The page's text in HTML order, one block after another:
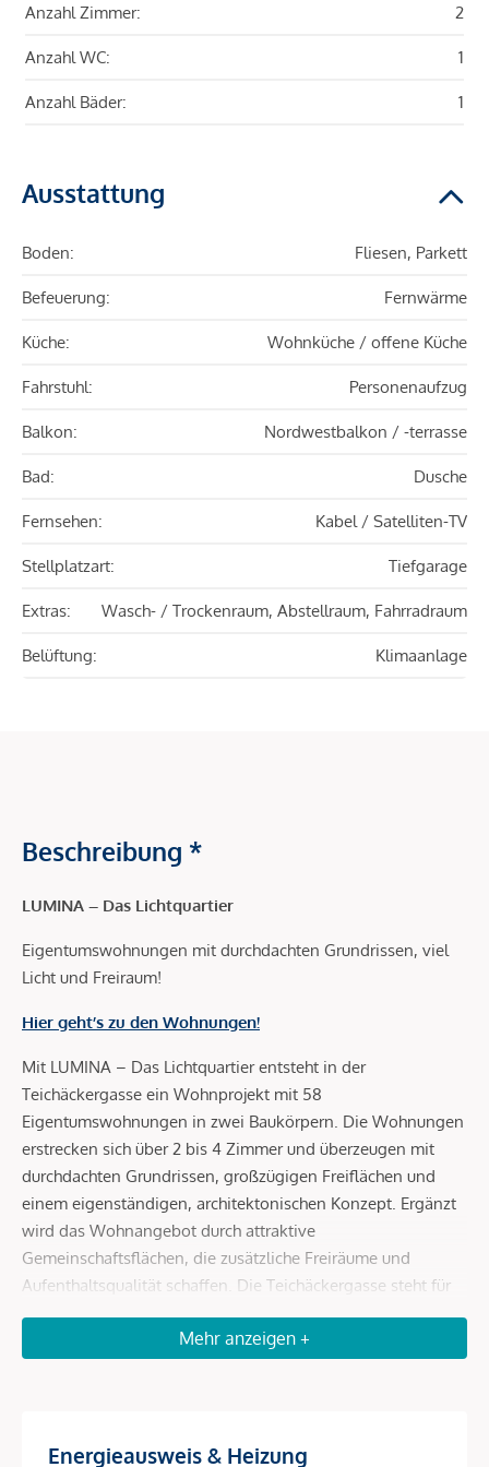
Anzahl Zimmer: 2
Anzahl WC: 1
Anzahl Bäder: 1
Ausstattung
Boden: Fliesen, Parkett
Befeuerung: Fernwärme
Küche: Wohnküche / offene Küche
Fahrstuhl: Personenaufzug
Balkon: Nordwestbalkon / -terrasse
Bad: Dusche
Fernsehen: Kabel / Satelliten-TV
Stellplatzart: Tiefgarage
Extras: Wasch- / Trockenraum, Abstellraum, Fahrradraum
Belüftung: Klimaanlage
Beschreibung *
LUMINA – Das Lichtquartier
Eigentumswohnungen mit durchdachten Grundrissen, viel
Licht und Freiraum!
Hier geht’s zu den Wohnungen!
Mit LUMINA – Das Lichtquartier entsteht in der
Teichäckergasse ein Wohnprojekt mit 58
Eigentumswohnungen in zwei Baukörpern. Die Wohnungen
erstrecken sich über 2 bis 4 Zimmer und überzeugen mit
durchdachten Grundrissen, großzügigen Freiflächen und
einem eigenständigen, architektonischen Konzept. Ergänzt
wird das Wohnangebot durch attraktive
Gemeinschaftsflächen, die zusätzliche Freiräume und
Aufenthaltsqualität schaffen. Die Teichäckergasse steht für
ein Wohnumfeld mit viel Freiraum und besonderem
Grünbezug. Angrenzend an das Stadtwäldchen entsteht ein
Mehr anzeigen +
Energieausweis & Heizung